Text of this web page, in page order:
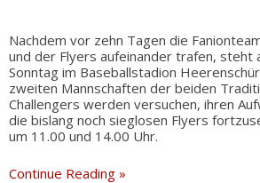
Nachdem vor zehn Tagen die
und der Flyers aufeinander trafen, steht
Sonntag im Baseballstadion
zweiten Mannschaften der beiden
Challengers werden versuchen, ihren
die bislang noch sieglosen Flyers
um 11.00 und 14.00 Uhr.
Continue Reading »